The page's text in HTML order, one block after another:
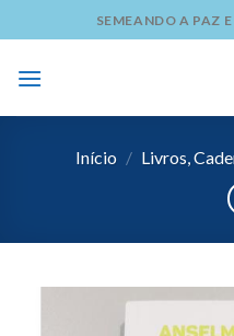
to
content
SEMEANDO A PAZ
Início / Livros,